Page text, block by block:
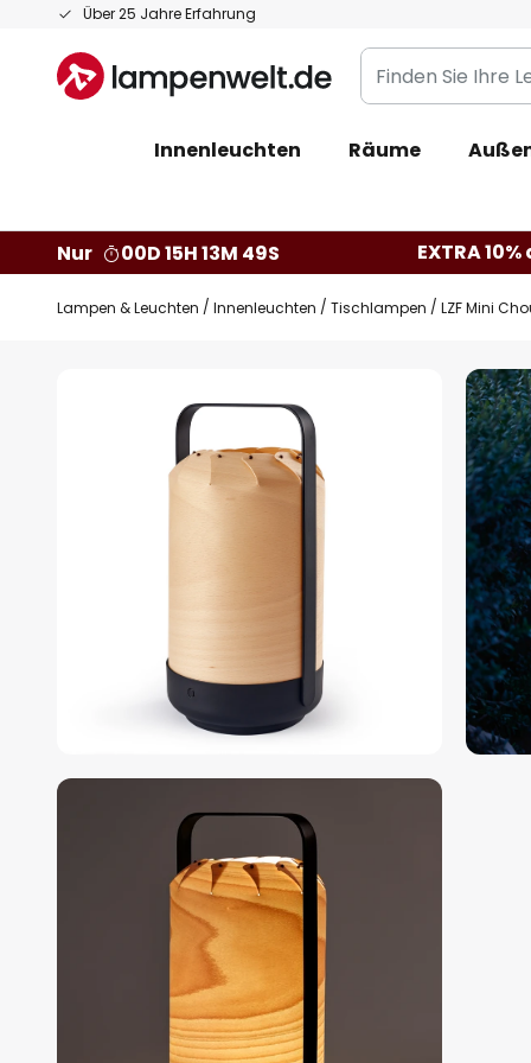
Über 25 Jahre Erfahrung
Zum
springen
Finden
Sie
Leuchte...
Innenleuchten Räume
Nur
00D 15H 13M 48S EXTRA
Lampen & Leuchten Innenleuchten Tischlampen LZF Mini